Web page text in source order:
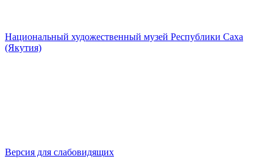
Национальный художественный музей Республики Саха
(Якутия)
Версия для слабовидящих